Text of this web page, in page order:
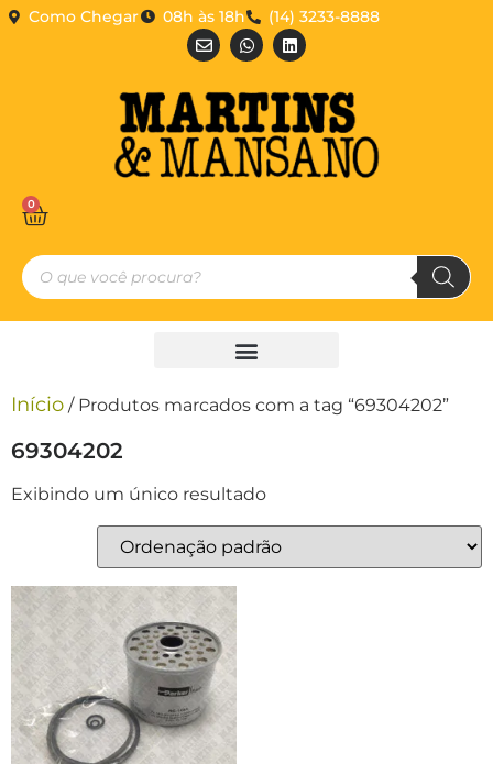
Como Chegar 08h às 18h (14) 3233-8888
0
Início / Produtos marcados com a tag “69304202”
69304202
Exibindo um único resultado